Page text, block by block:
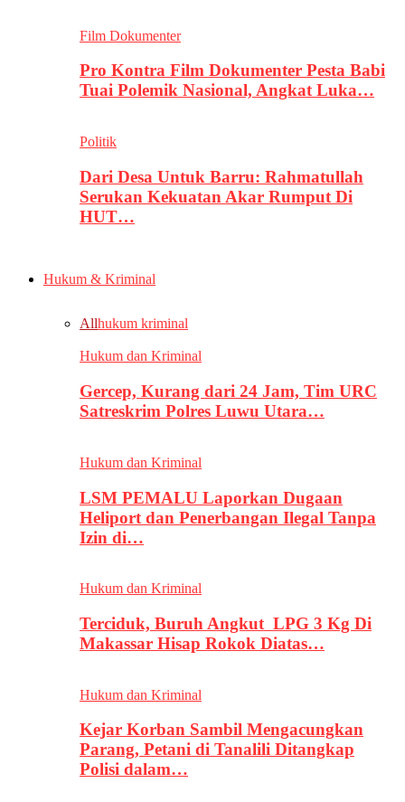
Film Dokumenter
Pro Kontra Film Dokumenter Pesta Babi
Tuai Polemik Nasional, Angkat Luka…
Politik
Dari Desa Untuk Barru: Rahmatullah
Serukan Kekuatan Akar Rumput Di
HUT…
Hukum & Kriminal
Allhukum kriminal
Hukum dan Kriminal
Gercep, Kurang dari 24 Jam, Tim URC
Satreskrim Polres Luwu Utara…
Hukum dan Kriminal
LSM PEMALU Laporkan Dugaan
Heliport dan Penerbangan Ilegal Tanpa
Izin di…
Hukum dan Kriminal
Terciduk, Buruh Angkut LPG 3 Kg Di
Makassar Hisap Rokok Diatas…
Hukum dan Kriminal
Kejar Korban Sambil Mengacungkan
Parang, Petani di Tanalili Ditangkap
Polisi dalam…